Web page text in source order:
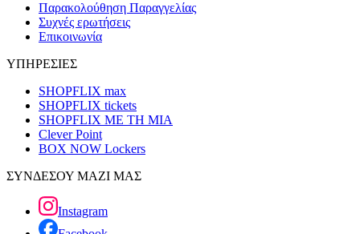
Παρακολούθηση Παραγγελίας
Συχνές ερωτήσεις
Επικοινωνία
ΥΠΗΡΕΣΙΕΣ
SHOPFLIX max
SHOPFLIX tickets
SHOPFLIX ΜΕ ΤΗ ΜΙΑ
Clever Point
BOX NOW Lockers
ΣΥΝΔΕΣΟΥ ΜΑΖΙ ΜΑΣ
Instagram